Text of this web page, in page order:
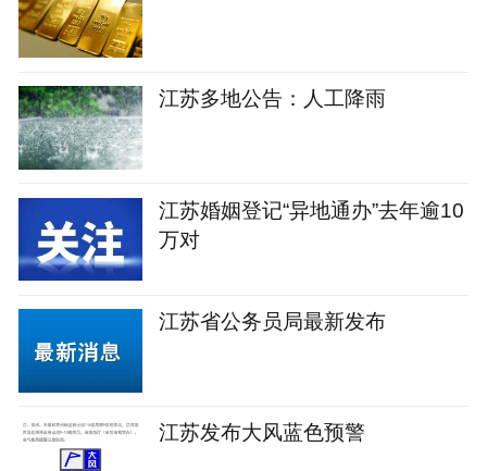
江苏多地公告：人工降雨
江苏婚姻登记“异地通办”去年逾10
万对
江苏省公务员局最新发布
江苏发布大风蓝色预警